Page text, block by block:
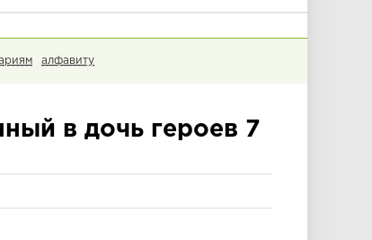
алфавиту
в дочь героев 7